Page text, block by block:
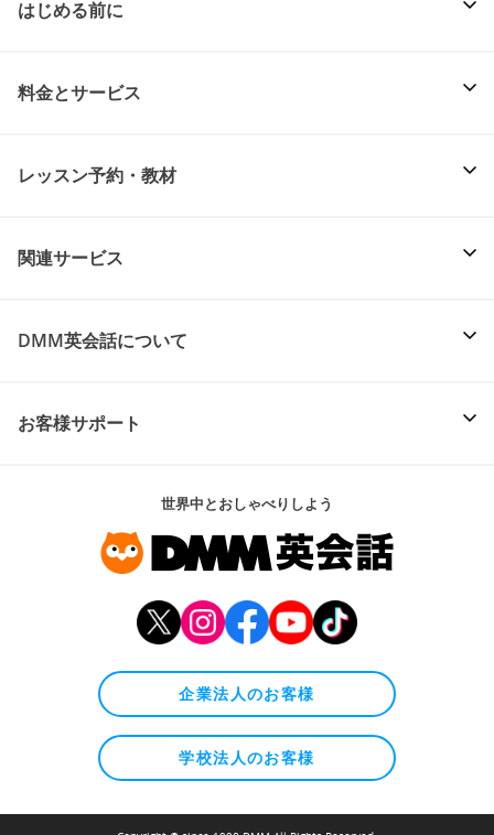
はじめる前に
料金とサービス
レッスン予約・教材
関連サービス
DMM英会話について
お客様サポート
世界中とおしゃべりしよう
企業法人のお客様
学校法人のお客様